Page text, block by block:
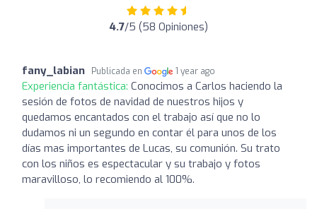
4.7/5 (58 Opiniones)
fany_labian Publicada en 1 year ago
Experiencia fantástica: Conocimos a Carlos haciendo la
sesión de fotos de navidad de nuestros hijos y
quedamos encantados con el trabajo así que no lo
dudamos ni un segundo en contar él para unos de los
días mas importantes de Lucas, su comunión. Su trato
con los niños es espectacular y su trabajo y fotos
maravilloso, lo recomiendo al 100%.